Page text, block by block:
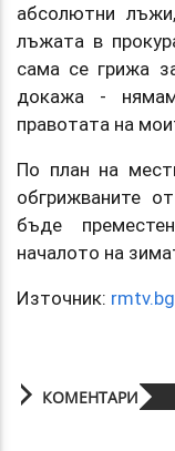
абсолютни
лъжата в
сама се грижа
докажа -
правотата на
По план на
обгрижваните
бъде
началото на
Източник: rmtv.bg
КОМЕНТАРИ